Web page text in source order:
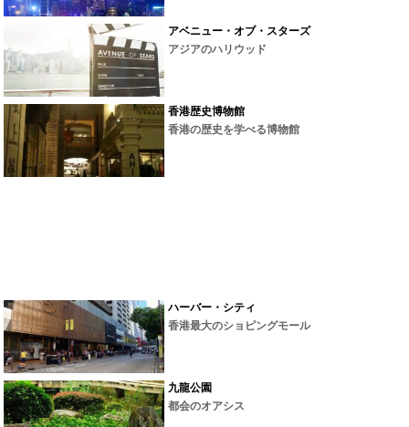
アベニュー・オブ・スターズ
アジアのハリウッド
香港歴史博物館
香港の歴史を学べる博物館
ハーバー・シティ
香港最大のショピングモール
九龍公園
都会のオアシス